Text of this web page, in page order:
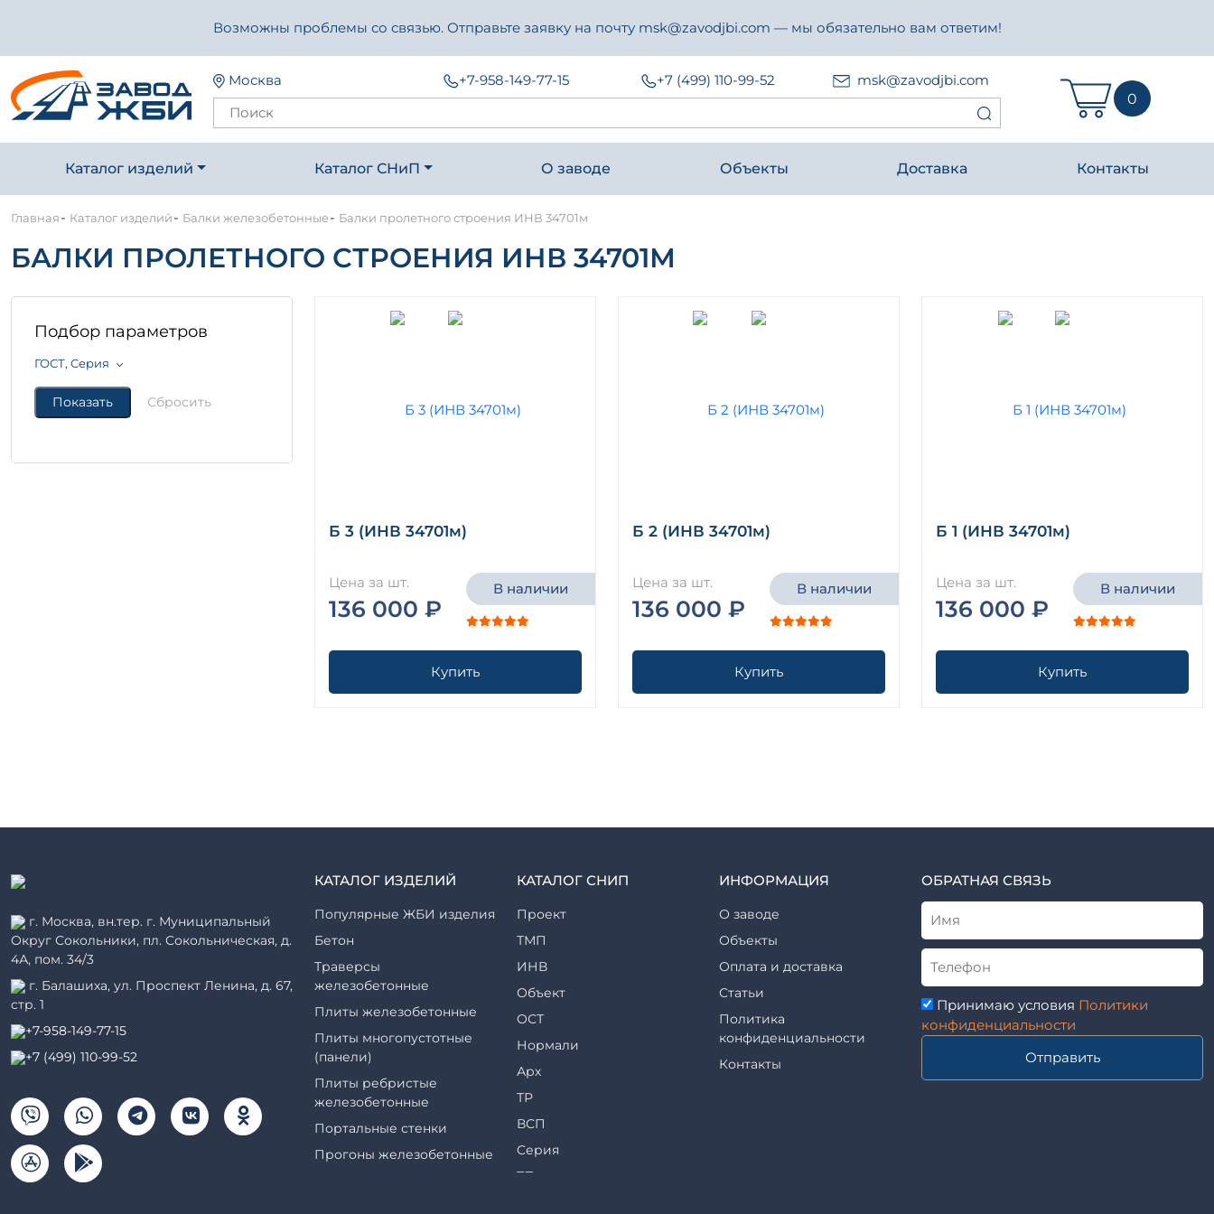
Возможны проблемы со связью. Отправьте заявку на почту msk@zavodjbi.com — мы обязательно вам ответим!
Москва +7-958-149-77-15 +7 (499) 110-99-52
msk@zavodjbi.com
0
Каталог изделий Каталог СНиП О заводе Объекты Доставка Контакты
Главная- Каталог изделий- Балки железобетонные- Балки пролетного строения ИНВ 34701м
БАЛКИ ПРОЛЕТНОГО СТРОЕНИЯ ИНВ 34701М
Подбор параметров
ГОСТ, Серия
Б 3 (ИНВ 34701м)
Цена за шт.
136 000 ₽
В наличии
Купить
Б 2 (ИНВ 34701м)
Цена за шт.
136 000 ₽
В наличии
Купить
Б 1 (ИНВ 34701м)
Цена за шт.
136 000 ₽
В наличии
Купить
г. Москва, вн.тер. г. Муниципальный
Округ Сокольники, пл. Сокольническая, д.
4А, пом. 34/3
г. Балашиха, ул. Проспект Ленина, д. 67,
стр. 1
+7-958-149-77-15
+7 (499) 110-99-52
КАТАЛОГ ИЗДЕЛИЙ
Популярные ЖБИ изделия
Бетон
Траверсы
железобетонные
Плиты железобетонные
Плиты многопустотные
(панели)
Плиты ребристые
железобетонные
Портальные стенки
Прогоны железобетонные
КАТАЛОГ СНИП
Проект
ТМП
ИНВ
Объект
ОСТ
Нормали
Арх
ТР
ВСП
Серия
ТП
ИНФОРМАЦИЯ
О заводе
Объекты
Оплата и доставка
Статьи
Политика
конфиденциальности
Контакты
ОБРАТНАЯ СВЯЗЬ
Принимаю условия Политики
конфиденциальности
Отправить